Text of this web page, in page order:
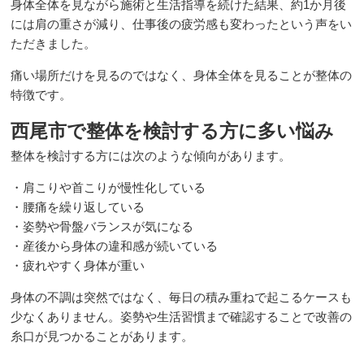
対応症状【整体に行っても治らなかった方へ】
対応症状【その他のお悩み】
婦人科疾患
対応症状【お仕事で通院が困難な方へ】
対応症状【交通事故でのお悩み】
仕事中の交通事故
身体全体を見ながら施術と生活指導を続けた結果、約1か月後
には肩の重さが減り、仕事後の疲労感も変わったという声をい
ただきました。
痛い場所だけを見るのではなく、身体全体を見ることが整体の
特徴です。
西尾市で整体を検討する方に多い悩み
整体を検討する方には次のような傾向があります。
・肩こりや首こりが慢性化している
・腰痛を繰り返している
・姿勢や骨盤バランスが気になる
・産後から身体の違和感が続いている
・疲れやすく身体が重い
身体の不調は突然ではなく、毎日の積み重ねで起こるケースも
少なくありません。姿勢や生活習慣まで確認することで改善の
糸口が見つかることがあります。